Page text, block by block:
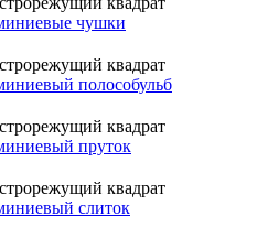
чушки
полособульб
пруток
слиток